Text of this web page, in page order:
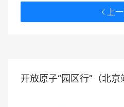
上
开放原子“园区行”（北